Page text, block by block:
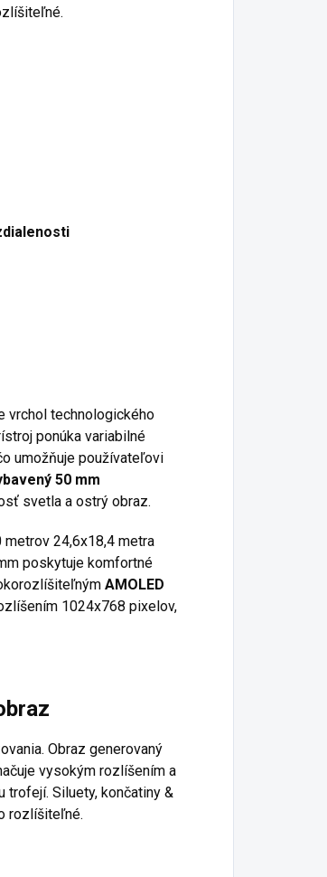
vrchol technologického
ponúka variabilné
umožňuje používateľovi
50 mm
svetla a ostrý obraz.
24,6x18,4 metra
poskytuje komfortné
AMOLED
1024x768 pixelov,
Obraz generovaný
vysokým rozlíšením a
trofejí. Siluety, končatiny &
rozlíšiteľné.